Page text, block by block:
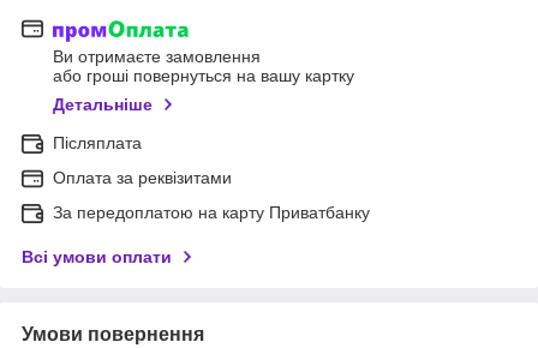
Ви отримаєте замовлення
або гроші повернуться на вашу картку
Детальніше
Післяплата
Оплата за реквізитами
За передоплатою на карту Приватбанку
Всі умови оплати
Умови повернення